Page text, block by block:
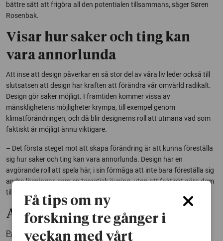
bättre sätt att frigöra all den potentialen tillsammans, säger Søren
Rosenbak.
Visar hur saker och ting kan
vara annorlunda
Att inse att design påverkar en så stor del av våra liv leder också till
slutsatsen att design har kraften att förändra vår omvärld radikalt.
Design gör saker möjligt. I framtiden kommer vissa av
mänsklighetens möjligheter krympa, till exempel genom
klimatförändringen, och då blir designerns roll att utmana vad som
faktiskt är möjligt ännu viktigare.
– Det första steget mot att skapa förändring är att kunna föreställa
sig hur saker och ting kan vara annorlunda. Design har en
avgörande roll att spela här, i sin förmåga att inte bara föreställa sig
andra lösningar, som en teoretisk övning, utan att faktiskt göra dem
till verklighet.
Avhandlingen:
Pata-design: Att prototypa vetenskapen om att föreställa sig
Få tips om ny
forskning tre gånger i
veckan med vårt